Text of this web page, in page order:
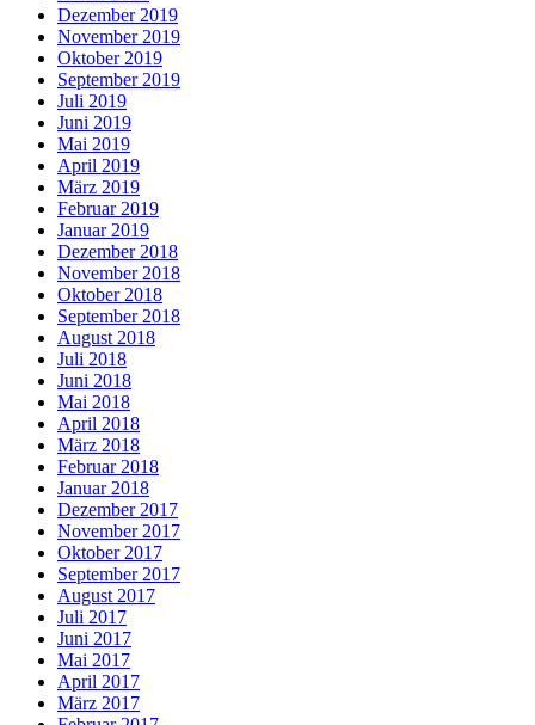
Dezember 2019
November 2019
Oktober 2019
September 2019
Juli 2019
Juni 2019
Mai 2019
April 2019
März 2019
Februar 2019
Januar 2019
Dezember 2018
November 2018
Oktober 2018
September 2018
August 2018
Juli 2018
Juni 2018
Mai 2018
April 2018
März 2018
Februar 2018
Januar 2018
Dezember 2017
November 2017
Oktober 2017
September 2017
August 2017
Juli 2017
Juni 2017
Mai 2017
April 2017
März 2017